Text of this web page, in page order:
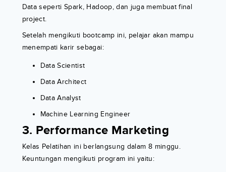
Data seperti Spark, Hadoop, dan juga membuat final
project.
Setelah mengikuti bootcamp ini, pelajar akan mampu
menempati karir sebagai:
Data Scientist
Data Architect
Data Analyst
Machine Learning Engineer
3. Performance Marketing
Kelas Pelatihan ini berlangsung dalam 8 minggu.
Keuntungan mengikuti program ini yaitu: